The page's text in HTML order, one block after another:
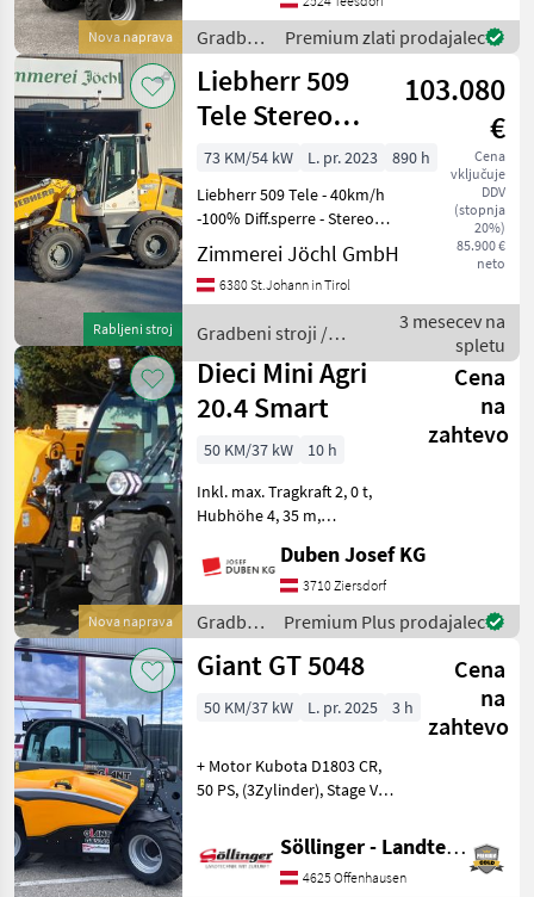
Nova naprava
Gesamthöhe: 2m - Motor: 4-
Zyli
Gradbeni
stroji /
Manitou
Premium zlati prodajalec
Rabljeni stroj
Liebherr 509
Tele Stereo
Schnellläufer
103.080
€
Cena
vključuje
DDV
(stopnja
20%)
85.900 €
neto
73 KM/54 kW L. pr. 2023
890 h
Liebherr 509 Tele - 40km/h
-100% Diff.sperre - Stereo
Lenkung - LED
Arbeitsscheinwerfer -
Fahrschwingungsdämpfer -
Außenspie
Zimmerei Jöchl GmbH
6380 St.Johann in Tirol
Gradbeni stroji /
Liebherr
3 mesecev na
spletu
Nova naprava
Dieci Mini Agri
20.4 Smart
Cena
na
zahtevo
50 KM/37 kW
10 h
Inkl. max. Tragkraft 2, 0 t,
Hubhöhe 4, 35 m,
elektroproportinaler
Joystick 4 in 1 und FNR-
Umschaltung,
Heizung/Lüftung, hydr.
Schnellwechselsystem u
Duben Josef KG
3710 Ziersdorf
Gradbeni
stroji /
Dieci
Premium Plus prodajalec
Giant GT 5048
Cena
na
zahtevo
50 KM/37 kW L. pr. 2025 3 h
+ Motor Kubota D1803 CR,
50 PS, (3Zylinder), Stage V +
für Beleuchtung
Heckanbaugeräte +
Heckgewicht 180 kg +
Söllinger - Landtechnik GmbH
4625 Offenhausen